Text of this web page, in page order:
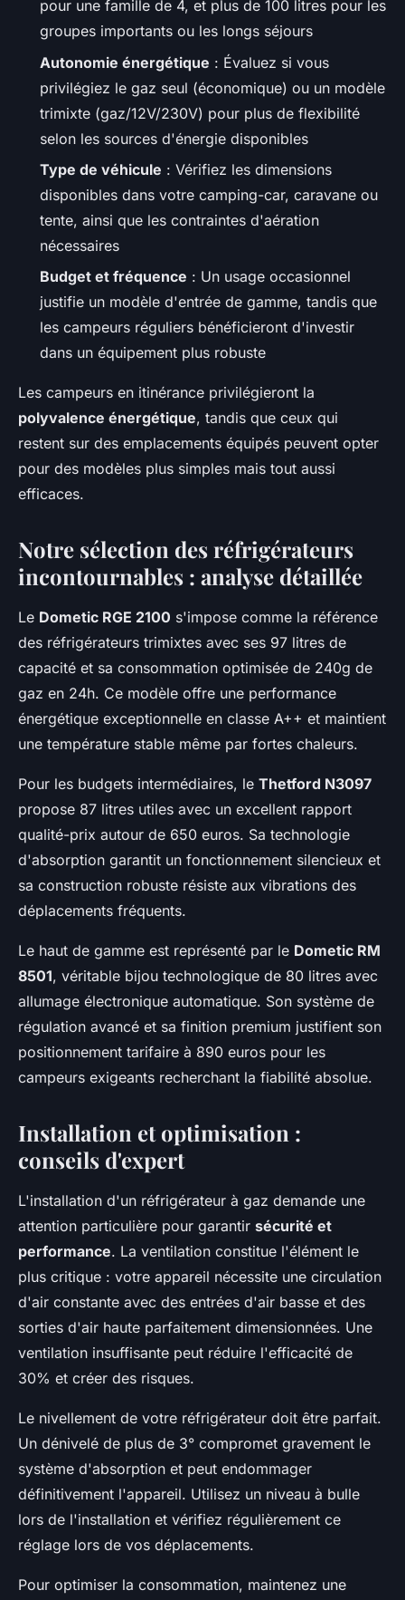
pour une famille de 4, et plus de 100 litres pour les
groupes importants ou les longs séjours
Autonomie énergétique : Évaluez si vous
privilégiez le gaz seul (économique) ou un modèle
trimixte (gaz/12V/230V) pour plus de flexibilité
selon les sources d'énergie disponibles
Type de véhicule : Vérifiez les dimensions
disponibles dans votre camping-car, caravane ou
tente, ainsi que les contraintes d'aération
nécessaires
Budget et fréquence : Un usage occasionnel
justifie un modèle d'entrée de gamme, tandis que
les campeurs réguliers bénéficieront d'investir
dans un équipement plus robuste
Les campeurs en itinérance privilégieront la
polyvalence énergétique, tandis que ceux qui
restent sur des emplacements équipés peuvent opter
pour des modèles plus simples mais tout aussi
efficaces.
Notre sélection des réfrigérateurs
incontournables : analyse détaillée
Le Dometic RGE 2100 s'impose comme la référence
des réfrigérateurs trimixtes avec ses 97 litres de
capacité et sa consommation optimisée de 240g de
gaz en 24h. Ce modèle offre une performance
énergétique exceptionnelle en classe A++ et maintient
une température stable même par fortes chaleurs.
Pour les budgets intermédiaires, le Thetford N3097
propose 87 litres utiles avec un excellent rapport
qualité-prix autour de 650 euros. Sa technologie
d'absorption garantit un fonctionnement silencieux et
sa construction robuste résiste aux vibrations des
déplacements fréquents.
Le haut de gamme est représenté par le Dometic RM
8501, véritable bijou technologique de 80 litres avec
allumage électronique automatique. Son système de
régulation avancé et sa finition premium justifient son
positionnement tarifaire à 890 euros pour les
campeurs exigeants recherchant la fiabilité absolue.
Installation et optimisation :
conseils d'expert
L'installation d'un réfrigérateur à gaz demande une
attention particulière pour garantir sécurité et
performance. La ventilation constitue l'élément le
plus critique : votre appareil nécessite une circulation
d'air constante avec des entrées d'air basse et des
sorties d'air haute parfaitement dimensionnées. Une
ventilation insuffisante peut réduire l'efficacité de
30% et créer des risques.
Le nivellement de votre réfrigérateur doit être parfait.
Un dénivelé de plus de 3° compromet gravement le
système d'absorption et peut endommager
définitivement l'appareil. Utilisez un niveau à bulle
lors de l'installation et vérifiez régulièrement ce
réglage lors de vos déplacements.
Pour optimiser la consommation, maintenez une